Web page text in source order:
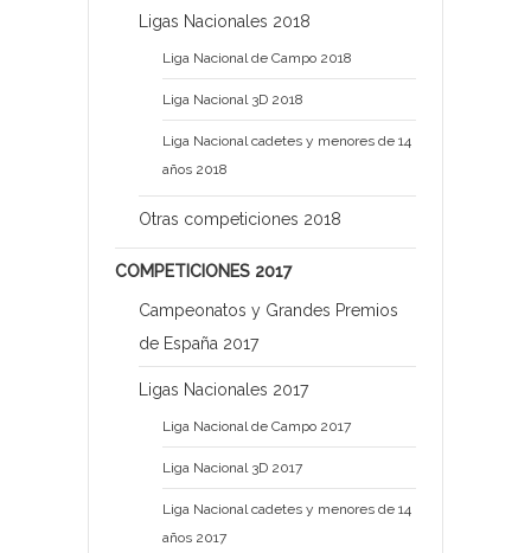
Ligas Nacionales 2018
Liga Nacional de Campo 2018
Liga Nacional 3D 2018
Liga Nacional cadetes y menores de 14
años 2018
Otras competiciones 2018
COMPETICIONES 2017
Campeonatos y Grandes Premios
de España 2017
Ligas Nacionales 2017
Liga Nacional de Campo 2017
Liga Nacional 3D 2017
Liga Nacional cadetes y menores de 14
años 2017